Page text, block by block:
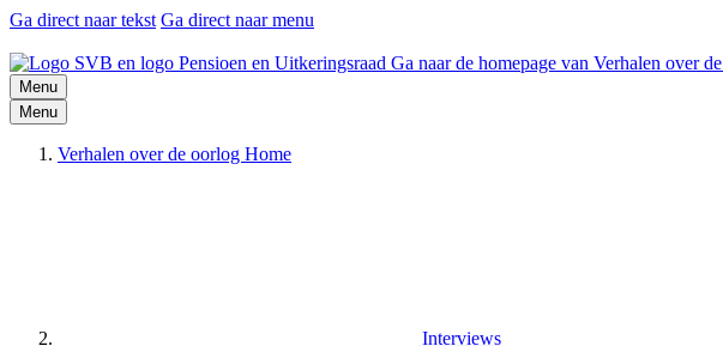
Ga direct naar tekst Ga direct naar menu
Ga naar de homepage van Verhalen over
Menu
Menu
Verhalen over de oorlog Home
Interviews